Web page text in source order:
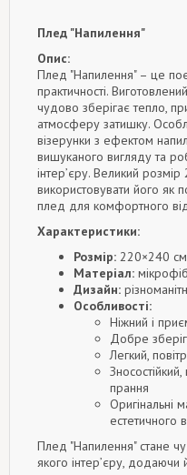
Плед "Напилення"
Опис:
Плед "Напилення" – це
практичності.
чудово зберігає тепло,
атмосферу затишку.
візерунки з ефектом
вишуканого вигляду та
інтер’єру. Великий
використовувати його як
плед для комфортного
Характеристики:
Розмір: 220×240 см
Матеріал:
Дизайн:
Особливості:
Ніжний і
Добре
Легкий,
прання
Оригінальні
естетичного
Плед "Напилення" стане
якого інтер’єру, додаючи